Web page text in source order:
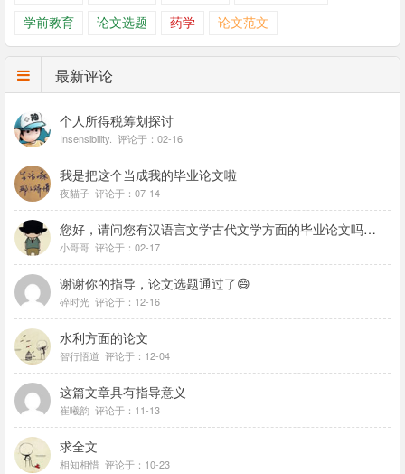
学前教育 论文选题 药学 论文范文
最新评论
个人所得税筹划探讨
Insensibility. 评论于：02-16
我是把这个当成我的毕业论文啦
夜貓子 评论于：07-14
您好，请问您有汉语言文学古代文学方面的毕业论文吗，想找几篇参考参考
小哥哥 评论于：02-17
谢谢你的指导，论文选题通过了😄
碎时光 评论于：12-16
水利方面的论文
智行悟道 评论于：12-04
这篇文章具有指导意义
崔曦韵 评论于：11-13
求全文
相知相惜 评论于：10-23